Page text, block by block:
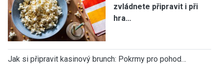
zvládnete připravit i při
hra…
Jak si připravit kasinový brunch: Pokrmy pro pohod…